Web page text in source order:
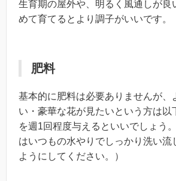
生育期の屋外や、明るく風通しが良
めて育てるとより調子がいいです。
肥料
基本的に肥料は必要ありませんが、
い・豪華な花が見たいという方は以
を週1回程度与えるといいでしょう
はいつもの水やりでしっかり洗い流
ようにしてください。）